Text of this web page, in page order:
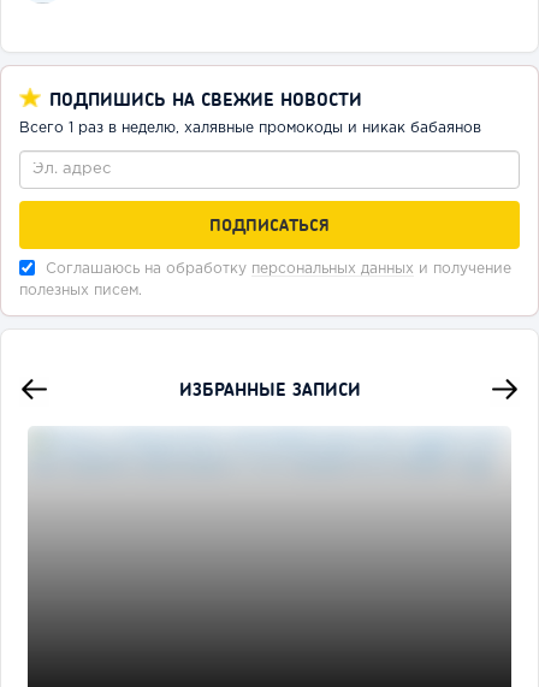
ПОДПИШИСЬ НА СВЕЖИЕ НОВОСТИ
Всего 1 раз в неделю, халявные промокоды и никак бабаянов
Соглашаюсь на обработку персональных данных и получение
полезных писем.
ИЗБРАННЫЕ ЗАПИСИ